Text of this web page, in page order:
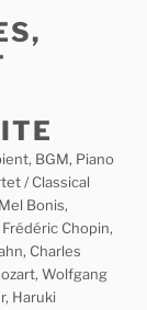
BGM, Piano
/ Classical
Bonis,
Chopin,
Charles
Wolfgang
Haruki